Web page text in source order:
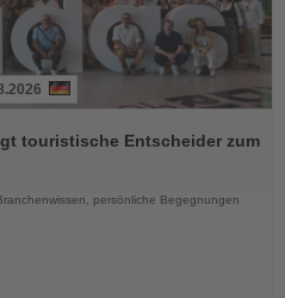
touristische Entscheider zum
persönliche Begegnungen